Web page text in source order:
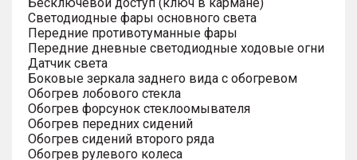
Светодиодные фары основного света
Передние противотуманные фары
Передние дневные светодиодные ходовые огни
Датчик света
Боковые зеркала заднего вида с обогревом
Обогрев лобового стекла
Обогрев форсунок стеклоомывателя
Обогрев передних сидений
Обогрев сидений второго ряда
Обогрев рулевого колеса